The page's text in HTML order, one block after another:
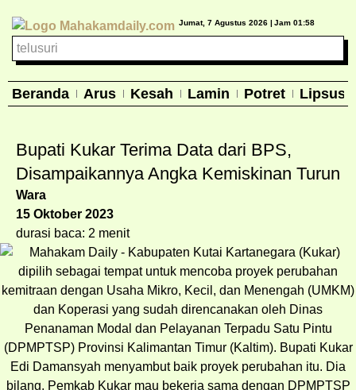
Jumat, 7 Agustus 2026 | Jam 01:58
Beranda Arus Kesah Lamin Potret Lipsus
Bupati Kukar Terima Data dari BPS,
Disampaikannya Angka Kemiskinan Turun
Wara
15 Oktober 2023
durasi baca: 2 menit